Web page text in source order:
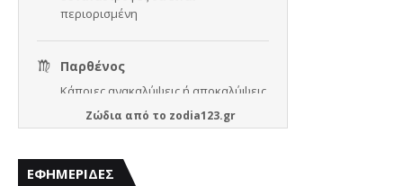
Ζώδια από το zodia123.gr
ΕΦΗΜΕΡΙΔΕΣ